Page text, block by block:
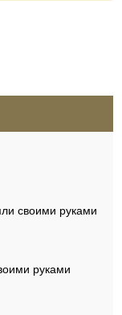
своими руками
руками